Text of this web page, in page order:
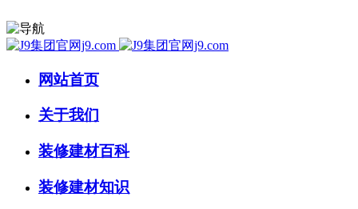
网站首页
关于我们
装修建材百科
装修建材知识